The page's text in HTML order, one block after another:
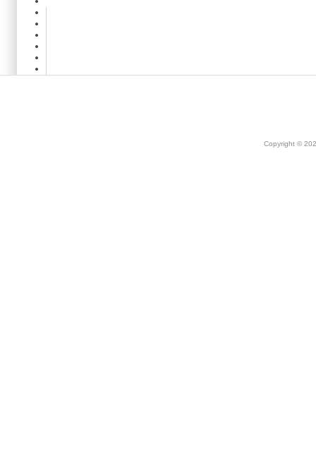
Copyright ©